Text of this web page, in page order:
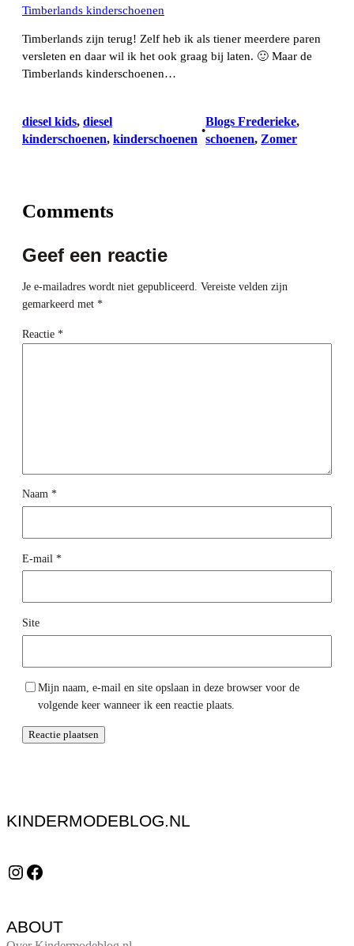
Timberlands kinderschoenen
Timberlands zijn terug! Zelf heb ik als tiener meerdere paren
versleten en daar wil ik het ook graag bij laten. 🙂 Maar de
Timberlands kinderschoenen…
diesel kids, diesel
kinderschoenen, kinderschoenen
•
Blogs Frederieke
schoenen, Zomer
Comments
Geef een reactie
Je e-mailadres wordt niet gepubliceerd. Vereiste velden zijn
gemarkeerd met *
Reactie *
Naam *
E-mail *
Site
Mijn naam, e-mail en site opslaan in deze browser voor de
volgende keer wanneer ik een reactie plaats.
KINDERMODEBLOG.NL
Instagram Facebook
ABOUT